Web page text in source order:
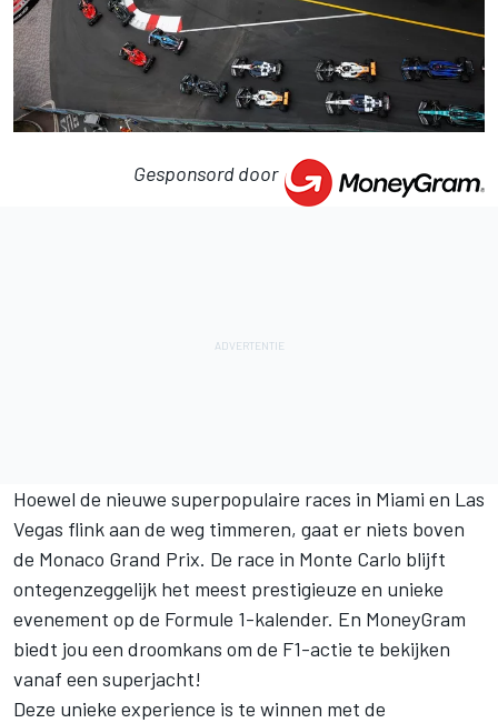
Gesponsord door
Hoewel de nieuwe superpopulaire races in Miami en Las
Vegas flink aan de weg timmeren, gaat er niets boven
de Monaco Grand Prix. De race in Monte Carlo blijft
ontegenzeggelijk het meest prestigieuze en unieke
evenement op de Formule 1-kalender. En MoneyGram
biedt jou een droomkans om de F1-actie te bekijken
vanaf een superjacht!
Deze unieke experience is te winnen met de